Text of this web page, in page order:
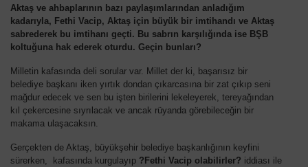
Aktaş ve ahbaplarının bazı paylaşımlarından anladığım
kadarıyla, Fethi Vacip, Aktaş için büyük bir imtihandı ve Aktaş
sabrederek bu imtihanı geçti. Bu sabrın karşılığında ise BŞB
koltuğuna hak ederek oturdu. Geçin bunları?
Milletin kafasında deli sorular var. Millet der ki, başarısız bir
belediye başkanı iken yırtık dondan çıkarcasına bir zat çıkıp seni
mağdur edecek ve sen bu işten birilerini lekeleyerek, tereyağından
kıl çekercesine sıyrılacak ve ancak rüyanda görebileceğin bir
makama ulaşacaksın.
Gerçekten de Aktaş, büyükşehir belediye başkanlığının keyfini
sürerken, kafasında kurgulayıp ?Fethi Vacip olabilirler? iddiası ile